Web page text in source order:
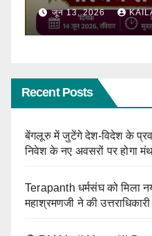
जून 5, 2026
Recent Posts
बेंगलूरु में जुटेंगे देश-विदेश के
निवेश के नए अवसरों पर होगा
Terapanth धर्मसंघ को मिला
महाश्रमणजी ने की